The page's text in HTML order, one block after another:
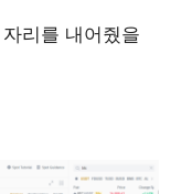
자리를 내어줬을